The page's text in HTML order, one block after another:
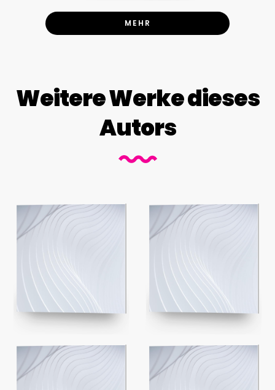
MEHR
Weitere Werke dieses
Autors